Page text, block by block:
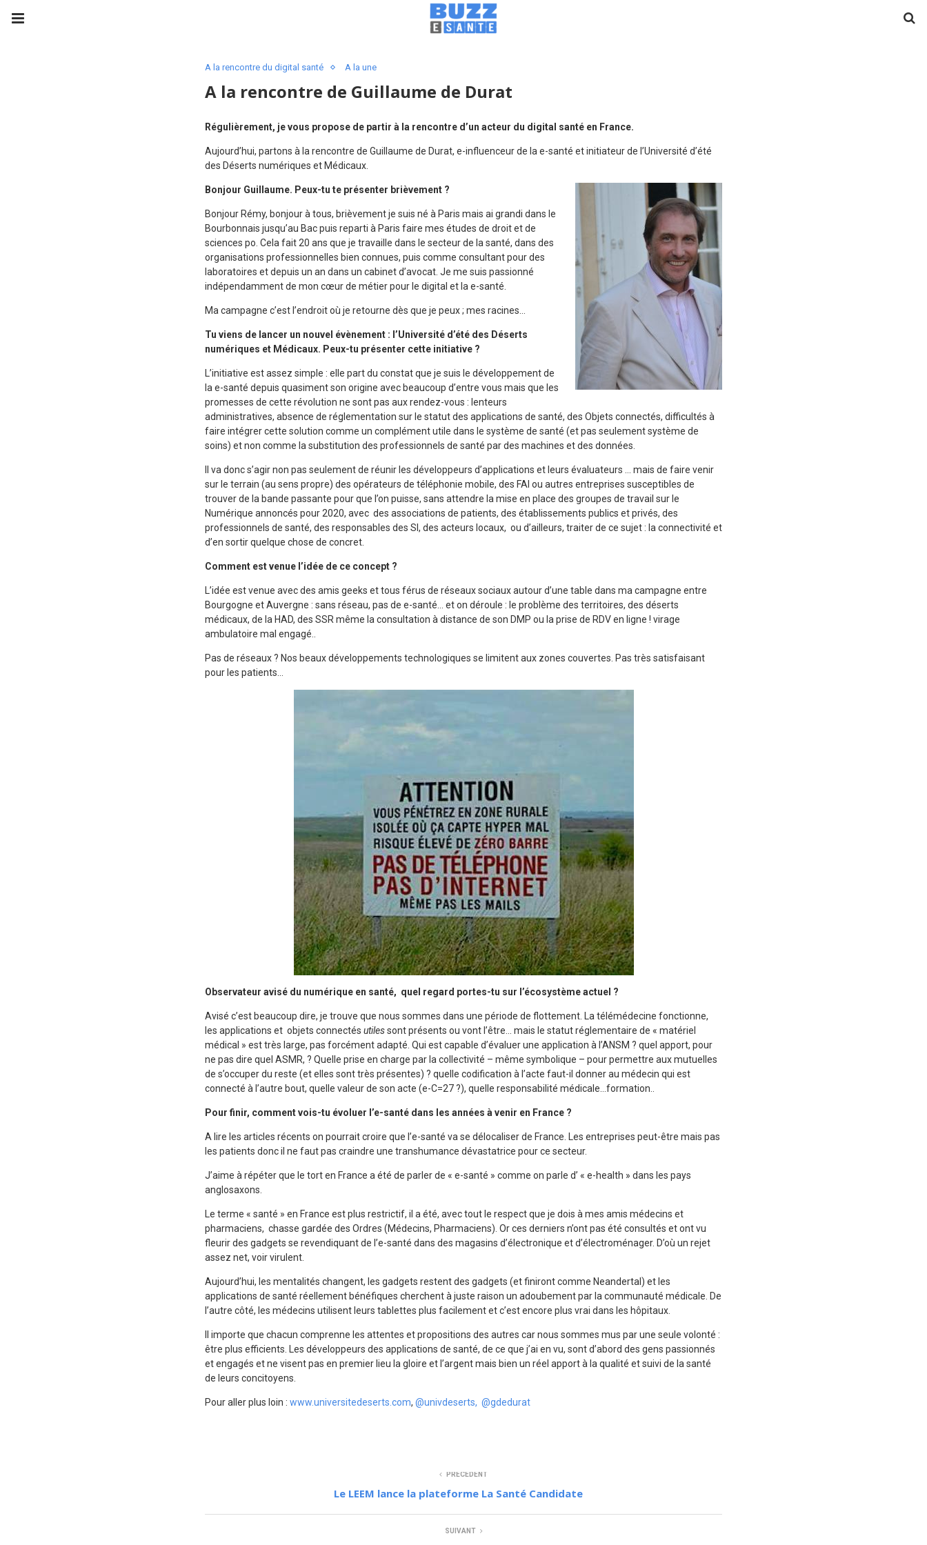
A la rencontre du digital santé A la une
A la rencontre de Guillaume de Durat
Régulièrement, je vous propose de partir à la rencontre d’un acteur du digital santé en France.
Aujourd’hui, partons à la rencontre de Guillaume de Durat, e-influenceur de la e-santé et initiateur de l’Université d’été
des Déserts numériques et Médicaux.
Bonjour Guillaume. Peux-tu te présenter brièvement ?
Bonjour Rémy, bonjour à tous, brièvement je suis né à Paris mais ai grandi dans le
Bourbonnais jusqu’au Bac puis reparti à Paris faire mes études de droit et de
sciences po. Cela fait 20 ans que je travaille dans le secteur de la santé, dans des
organisations professionnelles bien connues, puis comme consultant pour des
laboratoires et depuis un an dans un cabinet d’avocat. Je me suis passionné
indépendamment de mon cœur de métier pour le digital et la e-santé.
Ma campagne c’est l’endroit où je retourne dès que je peux ; mes racines…
Tu viens de lancer un nouvel évènement : l’Université d’été des Déserts
numériques et Médicaux. Peux-tu présenter cette initiative ?
L’initiative est assez simple : elle part du constat que je suis le développement de
la e-santé depuis quasiment son origine avec beaucoup d’entre vous mais que les
promesses de cette révolution ne sont pas aux rendez-vous : lenteurs
administratives, absence de réglementation sur le statut des applications de santé, des Objets connectés, difficultés à
faire intégrer cette solution comme un complément utile dans le système de santé (et pas seulement système de
soins) et non comme la substitution des professionnels de santé par des machines et des données.
Il va donc s’agir non pas seulement de réunir les développeurs d’applications et leurs évaluateurs … mais de faire venir
sur le terrain (au sens propre) des opérateurs de téléphonie mobile, des FAI ou autres entreprises susceptibles de
trouver de la bande passante pour que l’on puisse, sans attendre la mise en place des groupes de travail sur le
Numérique annoncés pour 2020, avec des associations de patients, des établissements publics et privés, des
professionnels de santé, des responsables des SI, des acteurs locaux, ou d’ailleurs, traiter de ce sujet : la connectivité et
d’en sortir quelque chose de concret.
Comment est venue l’idée de ce concept ?
L’idée est venue avec des amis geeks et tous férus de réseaux sociaux autour d’une table dans ma campagne entre
Bourgogne et Auvergne : sans réseau, pas de e-santé… et on déroule : le problème des territoires, des déserts
médicaux, de la HAD, des SSR même la consultation à distance de son DMP ou la prise de RDV en ligne ! virage
ambulatoire mal engagé..
Pas de réseaux ? Nos beaux développements technologiques se limitent aux zones couvertes. Pas très satisfaisant
pour les patients…
Observateur avisé du numérique en santé, quel regard portes-tu sur l’écosystème actuel ?
Avisé c’est beaucoup dire, je trouve que nous sommes dans une période de flottement. La télémédecine fonctionne,
les applications et objets connectés utilessont présents ou vont l’être… mais le statut réglementaire de « matériel
médical » est très large, pas forcément adapté. Qui est capable d’évaluer une application à l’ANSM ? quel apport, pour
ne pas dire quel ASMR, ? Quelle prise en charge par la collectivité – même symbolique – pour permettre aux mutuelles
de s’occuper du reste (et elles sont très présentes) ? quelle codification à l’acte faut-il donner au médecin qui est
connecté à l’autre bout, quelle valeur de son acte (e-C=27 ?), quelle responsabilité médicale…formation..
Pour finir, comment vois-tu évoluer l’e-santé dans les années à venir en France ?
A lire les articles récents on pourrait croire que l’e-santé va se délocaliser de France. Les entreprises peut-être mais pas
les patients donc il ne faut pas craindre une transhumance dévastatrice pour ce secteur.
J’aime à répéter que le tort en France a été de parler de « e-santé » comme on parle d’ « e-health » dans les pays
anglosaxons.
Le terme « santé » en France est plus restrictif, il a été, avec tout le respect que je dois à mes amis médecins et
pharmaciens, chasse gardée des Ordres (Médecins, Pharmaciens). Or ces derniers n’ont pas été consultés et ont vu
fleurir des gadgets se revendiquant de l’e-santé dans des magasins d’électronique et d’électroménager. D’où un rejet
assez net, voir virulent.
Aujourd’hui, les mentalités changent, les gadgets restent des gadgets (et finiront comme Neandertal) et les
applications de santé réellement bénéfiques cherchent à juste raison un adoubement par la communauté médicale. De
l’autre côté, les médecins utilisent leurs tablettes plus facilement et c’est encore plus vrai dans les hôpitaux.
Il importe que chacun comprenne les attentes et propositions des autres car nous sommes mus par une seule volonté :
être plus efficients. Les développeurs des applications de santé, de ce que j’ai en vu, sont d’abord des gens passionnés
et engagés et ne visent pas en premier lieu la gloire et l’argent mais bien un réel apport à la qualité et suivi de la santé
de leurs concitoyens.
Pour aller plus loin : www.universitedeserts.com, @univdeserts, @gdedurat
PRÉCÉDENT
Le LEEM lance la plateforme La Santé Candidate
SUIVANT